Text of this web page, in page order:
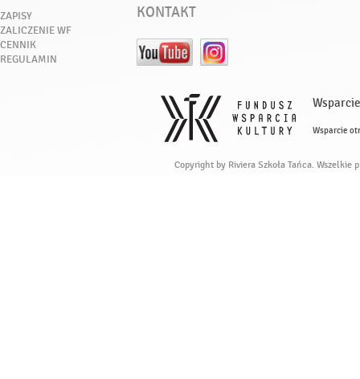
ZAPISY
ZALICZENIE WF
CENNIK
REGULAMIN
KONTAKT
Wsparcie
Copyright by Riviera Szkoła Tańca. Wszelkie